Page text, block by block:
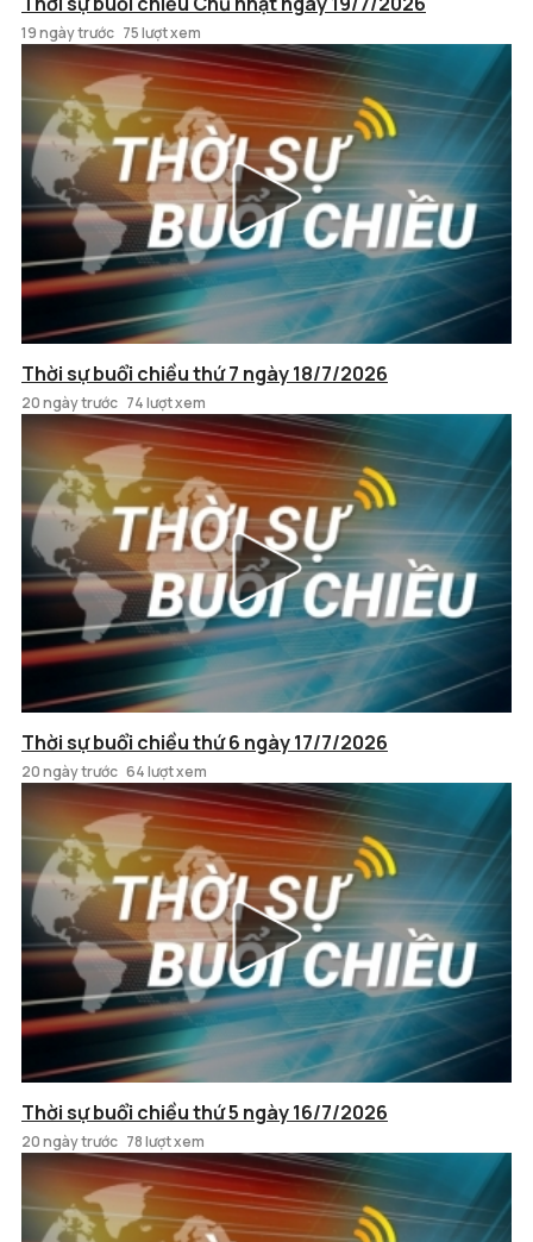
19 ngày trước 75 lượt xem
Thời sự buổi chiều thứ 7 ngày 18/7/2026
20 ngày trước 74 lượt xem
Thời sự buổi chiều thứ 6 ngày 17/7/2026
20 ngày trước 64 lượt xem
Thời sự buổi chiều thứ 5 ngày 16/7/2026
20 ngày trước 78 lượt xem